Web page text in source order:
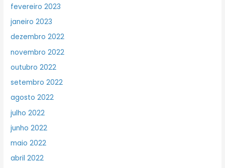
fevereiro 2023
janeiro 2023
dezembro 2022
novembro 2022
outubro 2022
setembro 2022
agosto 2022
julho 2022
junho 2022
maio 2022
abril 2022